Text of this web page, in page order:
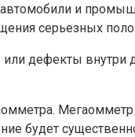
и
серьезных
дефекты внутри
будет